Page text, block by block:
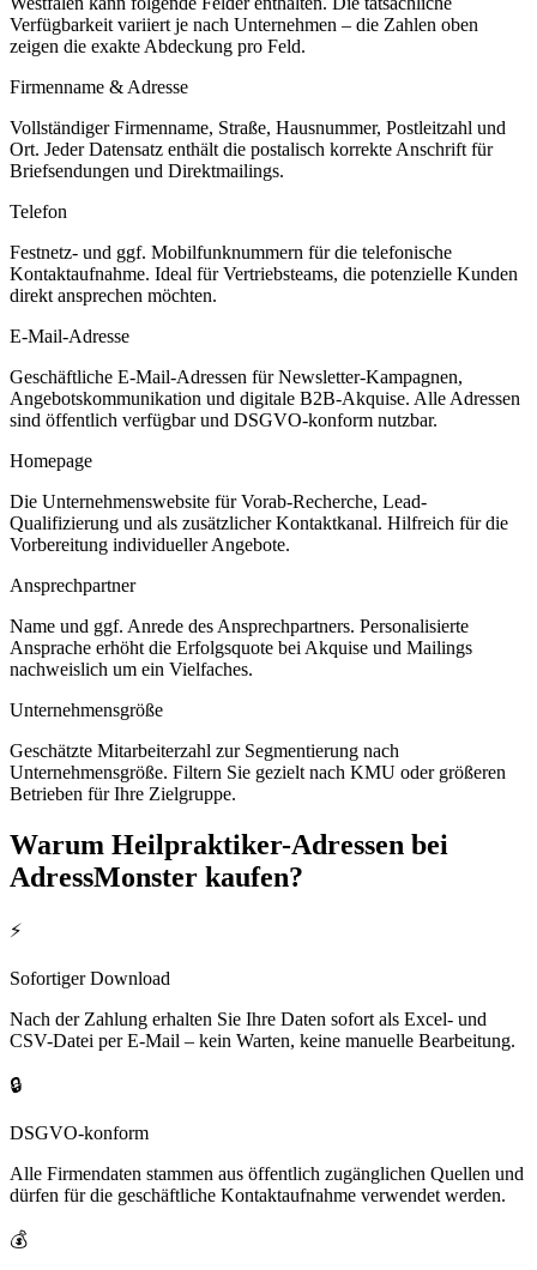
Verfügbarkeit variiert je nach Unternehmen – die Zahlen oben
zeigen die exakte Abdeckung pro Feld.
Firmenname & Adresse
Vollständiger Firmenname, Straße, Hausnummer, Postleitzahl und
Ort. Jeder Datensatz enthält die postalisch korrekte Anschrift für
Briefsendungen und Direktmailings.
Telefon
Festnetz- und ggf. Mobilfunknummern für die telefonische
Kontaktaufnahme. Ideal für Vertriebsteams, die potenzielle Kunden
direkt ansprechen möchten.
E-Mail-Adresse
Geschäftliche E-Mail-Adressen für Newsletter-Kampagnen,
Angebotskommunikation und digitale B2B-Akquise. Alle Adressen
sind öffentlich verfügbar und DSGVO-konform nutzbar.
Homepage
Die Unternehmenswebsite für Vorab-Recherche, Lead-
Qualifizierung und als zusätzlicher Kontaktkanal. Hilfreich für die
Vorbereitung individueller Angebote.
Ansprechpartner
Name und ggf. Anrede des Ansprechpartners. Personalisierte
Ansprache erhöht die Erfolgsquote bei Akquise und Mailings
nachweislich um ein Vielfaches.
Unternehmensgröße
Geschätzte Mitarbeiterzahl zur Segmentierung nach
Unternehmensgröße. Filtern Sie gezielt nach KMU oder größeren
Betrieben für Ihre Zielgruppe.
Warum Heilpraktiker-Adressen bei
AdressMonster kaufen?
⚡
Sofortiger Download
Nach der Zahlung erhalten Sie Ihre Daten sofort als Excel- und
CSV-Datei per E-Mail – kein Warten, keine manuelle Bearbeitung.
🔒
DSGVO-konform
Alle Firmendaten stammen aus öffentlich zugänglichen Quellen und
dürfen für die geschäftliche Kontaktaufnahme verwendet werden.
💰